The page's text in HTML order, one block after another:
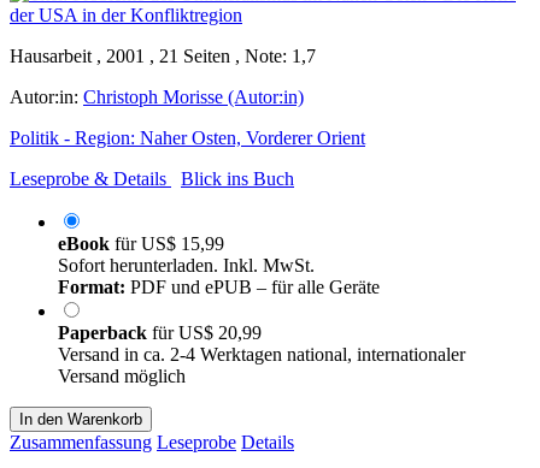
Hausarbeit , 2001 , 21 Seiten , Note: 1,7
Autor:in: Christoph Morisse (Autor:in)
Politik - Region: Naher Osten, Vorderer Orient
Leseprobe & Details
Blick ins Buch
eBook fürUS$ 15,99
Sofort herunterladen. Inkl. MwSt.
Format: PDF und ePUB – für alle Geräte
Paperback fürUS$ 20,99
Versand in ca. 2-4 Werktagen national, internationaler
Versand möglich
In den Warenkorb
Zusammenfassung Leseprobe Details